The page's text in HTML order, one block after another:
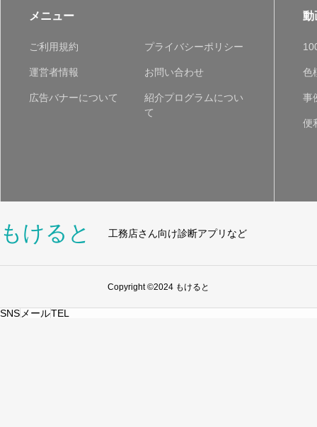
メニュー
ご利用規約 プライバシーポリシー
運営者情報 お問い合わせ
広告バナーについて
紹介プログラムについ
て
動
色
事
便
もけると 工務店さん向け診断アプリなど
Copyright ©2024 もけると
SNS メールTEL